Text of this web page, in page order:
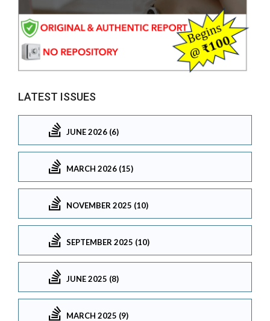
LATEST ISSUES
JUNE 2026 (6)
MARCH 2026 (15)
NOVEMBER 2025 (10)
SEPTEMBER 2025 (10)
JUNE 2025 (8)
MARCH 2025 (9)